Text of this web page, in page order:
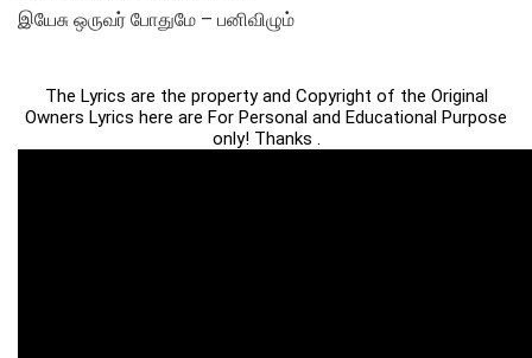
இயேசு ஒருவர் போதுமே – பனிவிழும்
The Lyrics are the property and Copyright of the Original
Owners Lyrics here are For Personal and Educational Purpose
only! Thanks .